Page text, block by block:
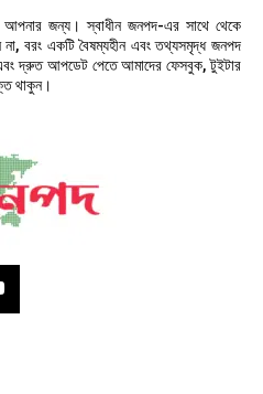
জন্য। স্বাধীন জনপদ-এর সাথে থেকে
বরং একটি বৈষম্যহীন এবং তথ্যসমৃদ্ধ জনপদ
এবং দ্রুত আপডেট পেতে আমাদের ফেসবুক, টুইটার
থাকুন।